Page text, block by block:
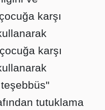
karşı
karşı
tutuklama